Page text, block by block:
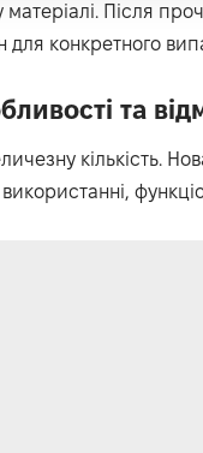
Після
для конкретного
та
кількість.